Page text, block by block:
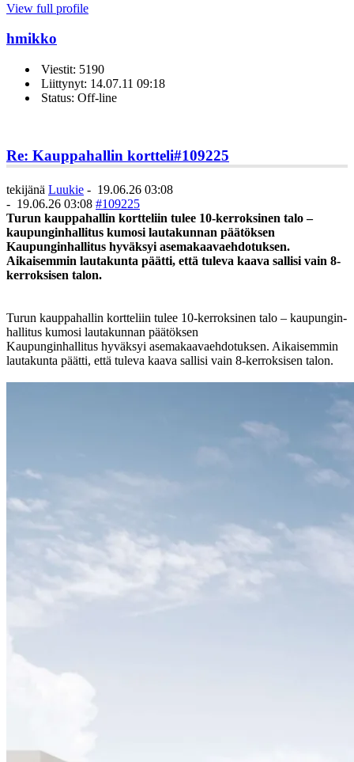
View full profile
hmikko
Viestit: 5190
Liittynyt: 14.07.11 09:18
Status: Off-line
Re: Kauppahallin kortteli#109225
tekijänä Luukie - 19.06.26 03:08
- 19.06.26 03:08 #109225
Turun kauppahallin kortteliin tulee 10-kerroksinen talo –
kaupungin­hallitus kumosi lautakunnan päätöksen
Kaupunginhallitus hyväksyi asemakaava­ehdotuksen.
Aikaisemmin lautakunta päätti, että tuleva kaava sallisi vain 8-
kerroksisen talon.
Turun kauppahallin kortteliin tulee 10-kerroksinen talo – kaupungin­
hallitus kumosi lautakunnan päätöksen
Kaupunginhallitus hyväksyi asemakaava­ehdotuksen. Aikaisemmin
lautakunta päätti, että tuleva kaava sallisi vain 8-kerroksisen talon.